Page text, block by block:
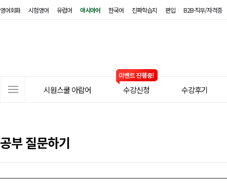
영어회화 시험영어 유럽어 아시아어 한국어 진짜학습지 편입 B2B·직무/자격증
시원스쿨 아랍어 수강신청 수강후기
공부 질문하기